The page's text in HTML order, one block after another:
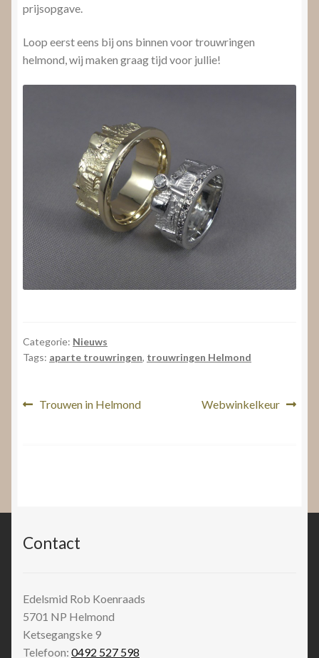
prijsopgave.
Loop eerst eens bij ons binnen voor trouwringen
helmond, wij maken graag tijd voor jullie!
Categorie: Nieuws
Tags: aparte trouwringen, trouwringen Helmond
Bericht
Vorig
Trouwen in Helmond
Volgend
Webwinkelkeur
Contact
Edelsmid Rob Koenraads
5701 NP Helmond
Ketsegangske 9
Telefoon: 0492 527 598